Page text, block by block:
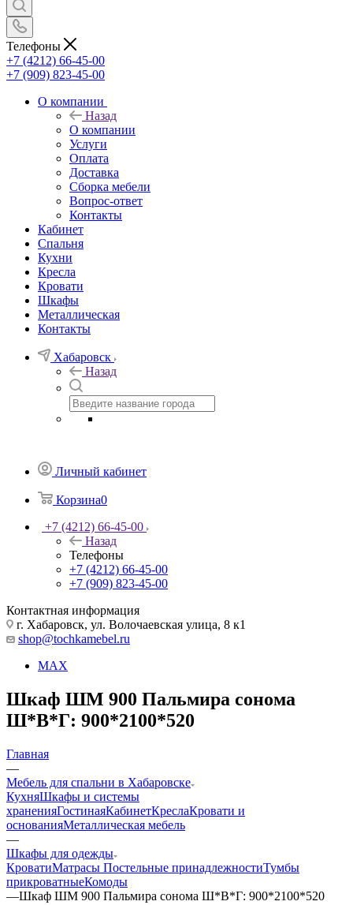
Телефоны
+7 (4212) 66-45-00
+7 (909) 823-45-00
О компании
Назад
О компании
Услуги
Оплата
Доставка
Сборка мебели
Вопрос-ответ
Контакты
Кабинет
Спальня
Кухни
Кресла
Кровати
Шкафы
Металлическая
Контакты
Хабаровск
Назад
Личный кабинет
Корзина0
+7 (4212) 66-45-00
Назад
Телефоны
+7 (4212) 66-45-00
+7 (909) 823-45-00
Контактная информация
г. Хабаровск, ул. Волочаевская улица, 8 к1
shop@tochkamebel.ru
MAX
Шкаф ШМ 900 Пальмира сонома
Ш*В*Г: 900*2100*520
Главная
—
Мебель для спальни в Хабаровске
КухняШкафы и системы
храненияГостинаяКабинетКреслаКровати и
основанияМеталлическая мебель
—
Шкафы для одежды
КроватиМатрасы Постельные принадлежностиТумбы
прикроватныеКомоды
—Шкаф ШМ 900 Пальмира сонома Ш*В*Г: 900*2100*520